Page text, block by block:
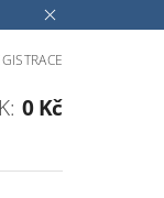
0 Kč